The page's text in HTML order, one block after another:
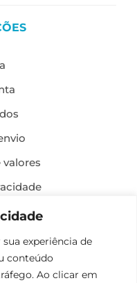
experiência de
conteúdo
Ao clicar em
valores
devolução